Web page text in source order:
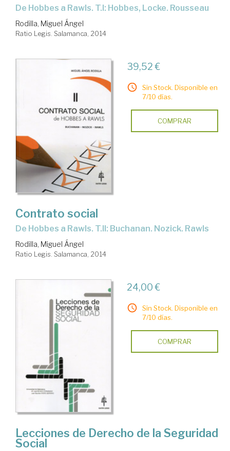
de Hobbes a Rawls. T.I: Hobbes, Locke. Rousseau
Rodilla, Miguel Ángel
Ratio Legis. Salamanca, 2014
39,52 €
Sin Stock. Disponible en
7/10 días.
COMPRAR
Contrato social
de Hobbes a Rawls. T.II: Buchanan. Nozick. Rawls
Rodilla, Miguel Ángel
Ratio Legis. Salamanca, 2014
24,00 €
Sin Stock. Disponible en
7/10 días.
COMPRAR
Lecciones de Derecho de la Seguridad
Social